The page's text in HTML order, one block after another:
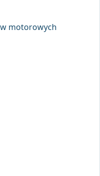
motorowych